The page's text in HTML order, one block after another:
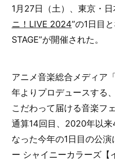
1月27日（土）、東京・
ニ！LIVE 2024”の1日目
STAGE”が開催された。
アニメ音楽総合メディア
年よりプロデュースする
こだわって届ける音楽フ
通算14回目、2020年以
なった今年の1日目の公
ー シャイニーカラーズ【